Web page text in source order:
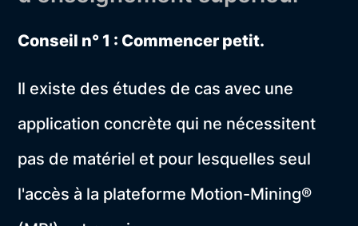
Conseil n° 1 : Commencer petit.
Il existe des études de cas avec une
application concrète qui ne nécessitent
pas de matériel et pour lesquelles seul
l'accès à la plateforme Motion-Mining®